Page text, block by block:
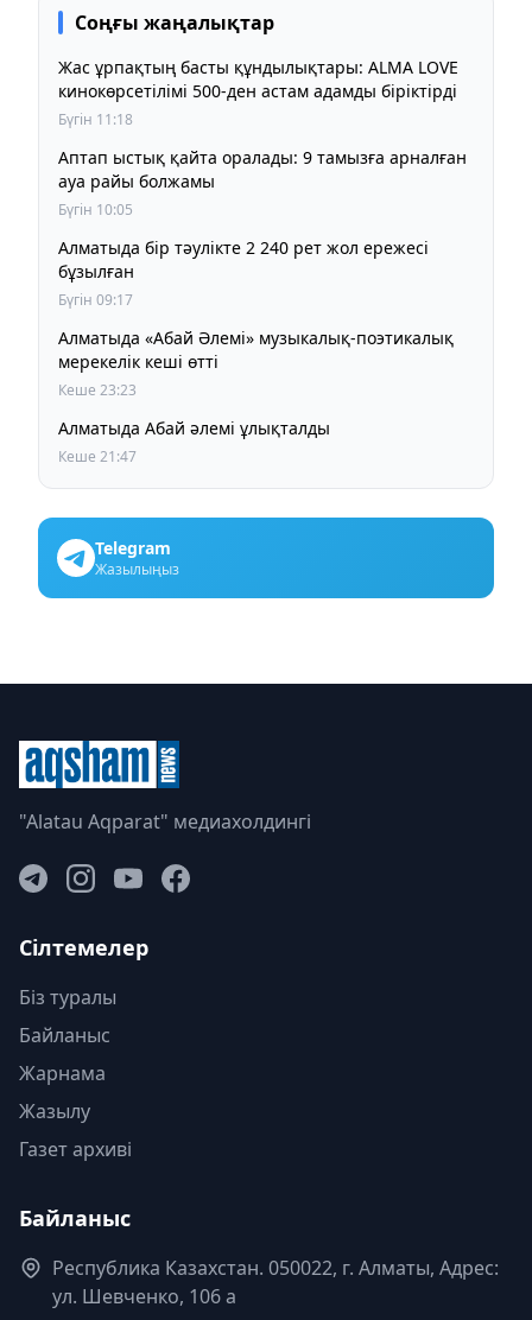
Соңғы жаңалықтар
Жас ұрпақтың басты құндылықтары: ALMA LOVE
кинокөрсетілімі 500-ден астам адамды біріктірді
Бүгін 11:18
Аптап ыстық қайта оралады: 9 тамызға арналған
ауа райы болжамы
Бүгін 10:05
Алматыда бір тәулікте 2 240 рет жол ережесі
бұзылған
Бүгін 09:17
Алматыда «Абай Әлемі» музыкалық-поэтикалық
мерекелік кеші өтті
Кеше 23:23
Алматыда Абай әлемі ұлықталды
Кеше 21:47
Telegram
Жазылыңыз
"Alatau Aqparat" медиахолдингі
Сілтемелер
Біз туралы
Байланыс
Жарнама
Жазылу
Газет архиві
Байланыс
Республика Казахстан. 050022, г. Алматы, Адрес:
ул. Шевченко, 106 а